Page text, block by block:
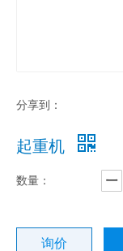
分享到：
起重机
数量：
询价